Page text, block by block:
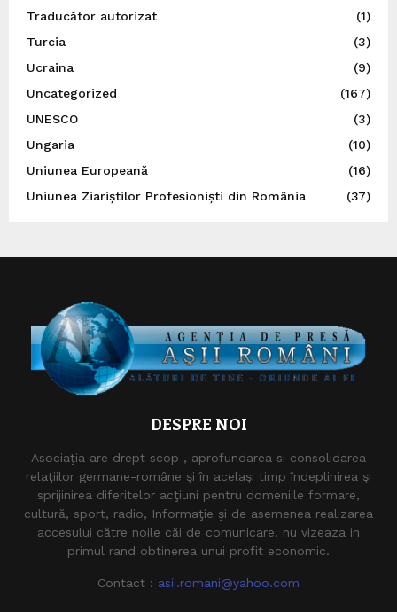
Traducător autorizat
(1)
Turcia
(3)
Ucraina
(9)
Uncategorized
(167)
UNESCO
(3)
Ungaria
(10)
Uniunea Europeană
(16)
Uniunea Ziariștilor Profesioniști din România
(37)
DESPRE NOI
Asociaţia are drept scop , aprofundarea si consolidarea
relaţiilor germane-române şi în acelaşi timp îndeplinirea şi
sprijinirea diferitelor acţiuni pentru domeniile formare,
cultură, sport, radio, Informaţie şi de asemenea realizarea
accesului către noile căi de comunicare. nu vizeaza in
primul rand obtinerea unui profit economic.
Contact : asii.romani@yahoo.com